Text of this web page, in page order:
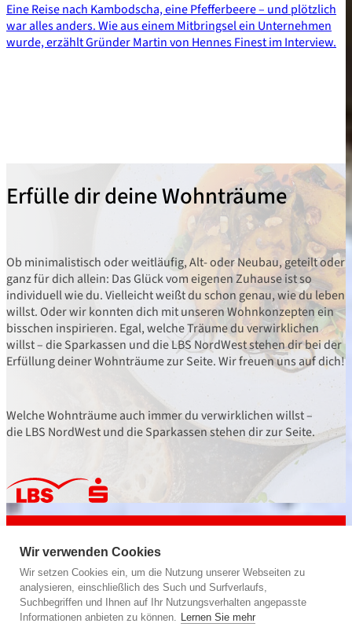
Eine Reise nach Kambodscha, eine Pfefferbeere – und plötzlich
war alles anders. Wie aus einem Mitbringsel ein Unternehmen
wurde, erzählt Gründer Martin von Hennes Finest im Interview.
Erfülle dir deine Wohnträume
Ob minimalistisch oder weitläufig, Alt- oder Neubau, geteilt oder
ganz für dich allein: Das Glück vom eigenen Zuhause ist so
individuell wie du. Vielleicht weißt du schon genau, wie du leben
willst. Oder wir konnten dich mit unseren Wohnkonzepten ein
bisschen inspirieren. Egal, welche Träume du verwirklichen
willst – die Sparkassen und die LBS NordWest stehen dir bei der
Erfüllung deiner Wohnträume zur Seite. Wir freuen uns auf dich!
Welche Wohnträume auch immer du verwirklichen willst –
die LBS NordWest und die Sparkassen stehen dir zur Seite.
Wir geben deiner Zukunft ein Zuhause.
Wir verwenden Cookies
Wir setzen Cookies ein, um die Nutzung unserer Webseiten zu
analysieren, einschließlich des Such und Surfverlaufs,
Suchbegriffen und Ihnen auf Ihr Nutzungsverhalten angepasste
Informationen anbieten zu können. Lernen Sie mehr